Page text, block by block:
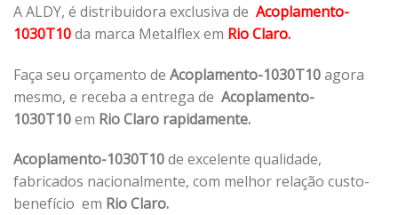
A ALDY, é distribuidora exclusiva de Acoplamento-
1030T10da marca Metalflex em Rio Claro.
Faça seu orçamento de Acoplamento-1030T10agora
mesmo, e receba a entrega de Acoplamento-
1030T10em Rio Claro rapidamente.
Acoplamento-1030T10de excelente qualidade,
fabricados nacionalmente, com melhor relação custo-
benefício em Rio Claro.